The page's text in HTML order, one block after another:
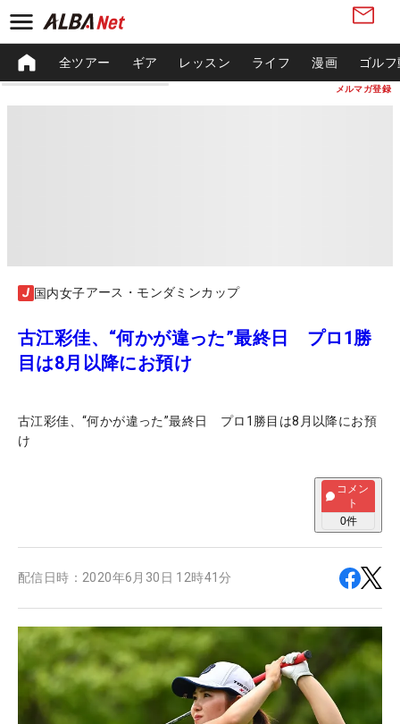
メルマガ登録
全ツアー ギア レッスン ライフ 漫画 ゴル
国内女子アース・モンダミンカップ
古江彩佳、“何かが違った”最終日 プロ1勝
目は8月以降にお預け
古江彩佳、“何かが違った”最終日 プロ1勝目は8月以降にお預
け
コメン
ト
0件
配信日時： 2020年6月30日 12時41分